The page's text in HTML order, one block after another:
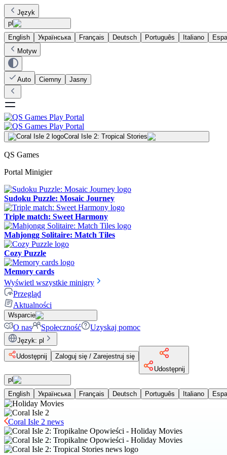
Język
pl
English
Українська Français Deutsch Português Italiano
Motyw
Auto Ciemny Jasny
Coral Isle 2: Tropical Stories
QS Games
Portal Minigier
Sudoku Puzzle: Mosaic Journey
Triple match: Sweet Harmony
Mahjongg Solitaire: Match Tiles
Cozy Puzzle
Memory cards
Wyświetl wszystkie minigry
Przegląd
Aktualności
Wsparcie
O nas Społeczność Uzyskaj pomoc
Język: pl
Udostępnij
Zaloguj się / Zarejestruj się
Udostępnij
pl
English
Українська Français Deutsch Português Italiano
Coral Isle 2 news